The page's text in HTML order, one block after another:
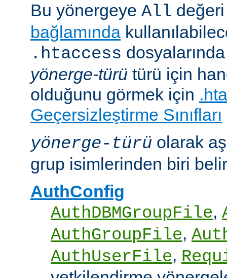
Bu yönergeye All
bağlamında
.htaccess
yönerge-türü türü için
olduğunu görmek için
Geçersizleştirme Sınıfları
yönerge-türü olarak
grup isimlerinden biri
AuthConfig
AuthDBMGroupFile,
AuthGroupFile,
AuthUserFile,